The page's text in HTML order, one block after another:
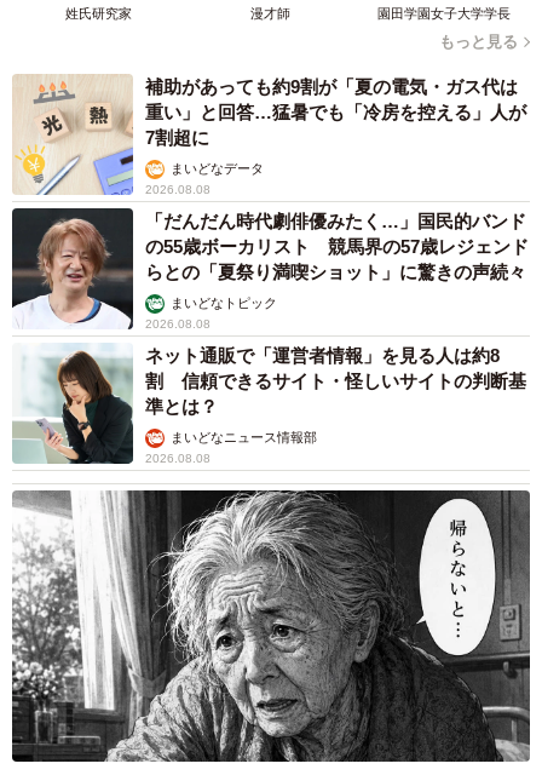
姓氏研究家 漫才師 園田学園女子大学学長
もっと見る
補助があっても約9割が「夏の電気・ガス代は
重い」と回答…猛暑でも「冷房を控える」人が
7割超に
まいどなデータ
2026.08.08
「だんだん時代劇俳優みたく…」国民的バンド
の55歳ボーカリスト 競馬界の57歳レジェンド
らとの「夏祭り満喫ショット」に驚きの声続々
まいどなトピック
2026.08.08
ネット通販で「運営者情報」を見る人は約8
割 信頼できるサイト・怪しいサイトの判断基
準とは？
まいどなニュース情報部
2026.08.08